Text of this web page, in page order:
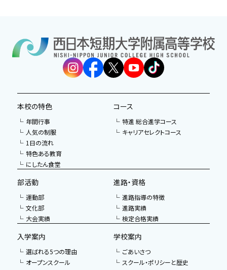
本校の特色
年間行事
人気の制服
1日の流れ
特色ある教育
にしたん食堂
コース
特進 総合進学コース
キャリアセレクトコース
部活動
運動部
文化部
大会実績
進路・資格
進路指導の特徴
進路実績
検定合格実績
入学案内
選ばれる5つの理由
オープンスクール
学校案内
ごあいさつ
スクール・ポリシーと歴史